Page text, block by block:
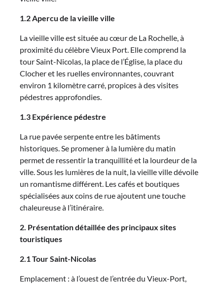
1.2 Apercu de la vieille ville
La vieille ville est située au cœur de La Rochelle, à
proximité du célèbre Vieux Port. Elle comprend la
tour Saint-Nicolas, la place de l’Église, la place du
Clocher et les ruelles environnantes, couvrant
environ 1 kilomètre carré, propices à des visites
pédestres approfondies.
1.3 Expérience pédestre
La rue pavée serpente entre les bâtiments
historiques. Se promener à la lumière du matin
permet de ressentir la tranquillité et la lourdeur de la
ville. Sous les lumières de la nuit, la vieille ville dévoile
un romantisme différent. Les cafés et boutiques
spécialisées aux coins de rue ajoutent une touche
chaleureuse à l’itinéraire.
2. Présentation détaillée des principaux sites
touristiques
2.1 Tour Saint-Nicolas
Emplacement : à l’ouest de l’entrée du Vieux-Port,